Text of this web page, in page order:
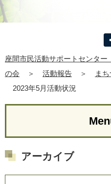
座間市民活動サポートセンタ
の会
＞ 活動報告 ＞ ま
2023年5月活動状況
アーカイブ